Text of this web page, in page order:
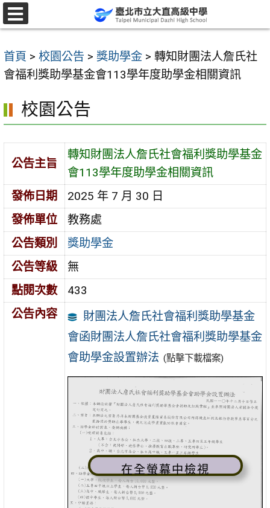
跳
至
要
內
區
首頁 > 校園公告 > 獎助學金 > 轉知財團法人詹氏社
會福利獎助學基金會113學年度助學金相關資訊
校園公告
公告主旨
轉知財團法人詹氏社會福利獎助學基金
會113學年度助學金相關資訊
發佈日期
2025 年 7 月 30 日
發佈單位
教務處
公告類別
獎助學金
公告等級
無
點閱次數
433
公告內容
財團法人詹氏社會福利獎助學基金
會函財團法人詹氏社會福利獎助學基金
會助學金設置辦法 (點擊下載檔案)
在全螢幕中檢視
選
單